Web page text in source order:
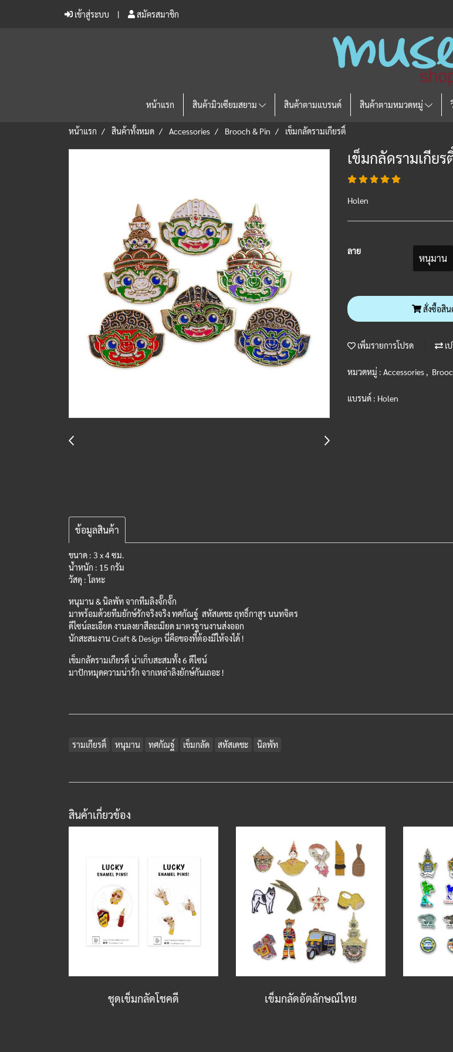
เข้าสู่ระบบ สมัครสมาชิก
หน้าแรก สินค้ามิวเซียมสยาม สินค้าตามแบรนด์ สินค้าตามหมวดหมู่
หน้าแรก สินค้าทั้งหมด Accessories Brooch & Pin เข็มกลัดรามเกียรติ์
เข็มกลัดรามเกียร
Holen
ลาย
หนุมาน
สั่งซื้อสิน
เพิ่มรายการโปรด เ
หมวดหมู่ : Accessories ,
แบรนด์ : Holen
ข้อมูลสินค้า
ขนาด : 3 x 4 ซม.
น้ำหนัก : 15 กรัม
วัสดุ : โลหะ
หนุมาน & นิลพัท จากทีมลิงจั๊กจั๊ก
มาพร้อมด้วยทีมยักษ์รักจริงจริง ทศกัณฐ์ สหัสเดชะ ฤทธิ์กาสูร นนทจิตร
ดีไซน์ละเอียด งานลงยาสีละเมียด มาตรฐานงานส่งออก
นักสะสมงาน Craft & Design นี่คือของที่ต้องมีให้จงได้ !
เข็มกลัดรามเกียรติ์ น่าเก็บสะสมทั้ง 6 ดีไซน์
มาปักหมุดความน่ารัก จากเหล่าลิงยักษ์กันเถอะ !
รามเกียรติ์ หนุมาน ทศกัณฐ์ เข็มกลัด สหัสเดชะ นิลพัท
สินค้าเกี่ยวข้อง
ชุดเข็มกลัดโชคดี เข็มกลัดอัตลักษณ์ไทย